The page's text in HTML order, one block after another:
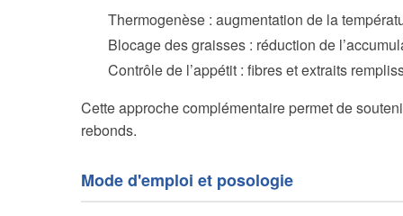
Thermogenèse : augmentation de la
Blocage des graisses : réduction de
Contrôle de l’appétit : fibres et extraits
Cette approche complémentaire permet de
rebonds.
Mode d'emploi et posologie